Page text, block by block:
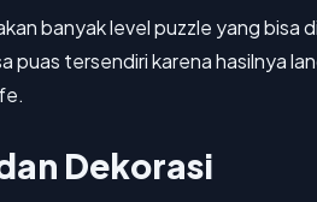
banyak level puzzle yang bisa
puas tersendiri karena hasilnya
Dekorasi